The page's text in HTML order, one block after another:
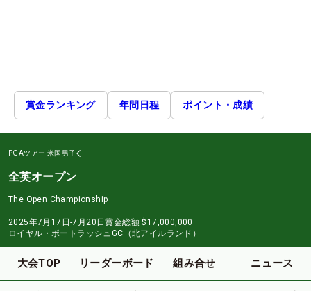
賞金ランキング 年間日程 ポイント・成績
PGAツアー 米国男子
全英オープン
The Open Championship
2025年7月17日-7月20日賞金総額 $17,000,000
ロイヤル・ポートラッシュGC（北アイルランド）
大会TOP リーダーボード 組み合せ ニュース